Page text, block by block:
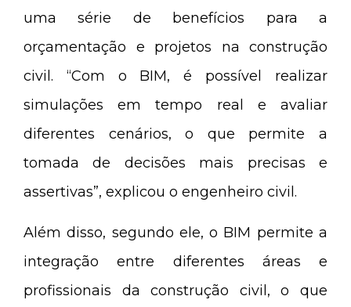
uma série de benefícios para a
orçamentação e projetos na construção
civil. “Com o BIM, é possível realizar
simulações em tempo real e avaliar
diferentes cenários, o que permite a
tomada de decisões mais precisas e
assertivas”, explicou o engenheiro civil.
Além disso, segundo ele, o BIM permite a
integração entre diferentes áreas e
profissionais da construção civil, o que